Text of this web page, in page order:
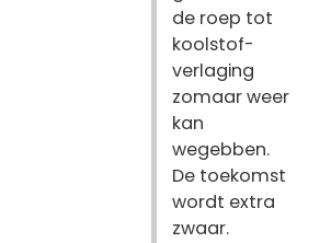
de roep tot
koolstof-
verlaging
zomaar weer
kan
wegebben.
De toekomst
wordt extra
zwaar.